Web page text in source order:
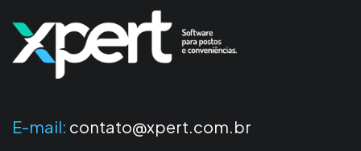
E-mail: contato@xpert.com.br